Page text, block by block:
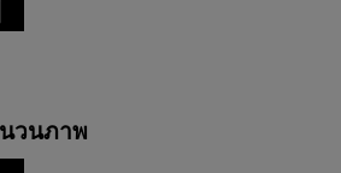
วนภาพ